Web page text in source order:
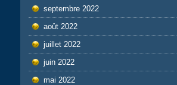
septembre 2022
août 2022
juillet 2022
juin 2022
mai 2022